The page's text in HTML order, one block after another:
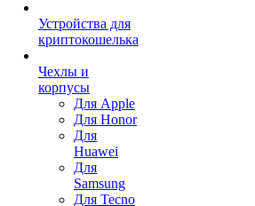
Устройства для
криптокошелька
Чехлы и
корпусы
Для Apple
Для Honor
Для
Huawei
Для
Samsung
Для Tecno